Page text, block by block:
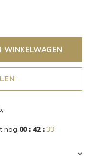
WINKELWAGEN
nog 00 : 42 : 33